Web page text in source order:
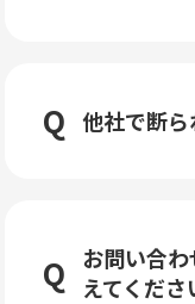
他社で断
お問い合
えてくださ